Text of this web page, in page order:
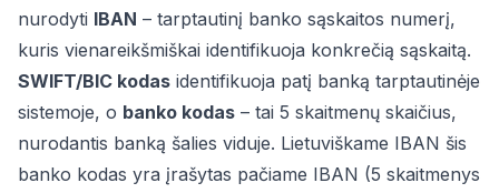
nurodyti IBAN – tarptautinį banko sąskaitos numerį,
kuris vienareikšmiškai identifikuoja konkrečią sąskaitą.
SWIFT/BIC kodas identifikuoja patį banką tarptautinėje
sistemoje, o banko kodas – tai 5 skaitmenų skaičius,
nurodantis banką šalies viduje. Lietuviškame IBAN šis
banko kodas yra įrašytas pačiame IBAN (5 skaitmenys